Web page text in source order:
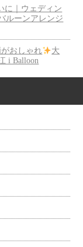
に｜ウェディン
ルーンアレンジ
おしゃれ
大
i Balloon